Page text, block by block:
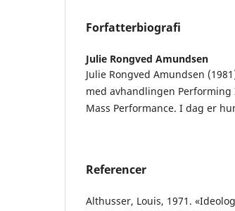
Forfatterbiografi
Julie Rongved Amundsen
Julie Rongved Amundsen
med avhandlingen
Mass Performance. I dag er
Referencer
Althusser, Louis, 1971.